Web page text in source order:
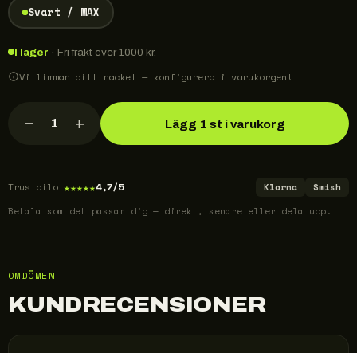
Svart / MAX
I lager · Fri frakt över 1000 kr.
Vi limmar ditt racket — konfigurera i varukorgen!
− 1 + Lägg 1 st i varukorg
Trustpilot★★★★★4,7/5 Klarna
Swish
Betala som det passar dig — direkt, senare eller dela upp.
OMDÖMEN
KUNDRECENSIONER